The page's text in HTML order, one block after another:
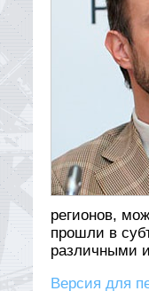
регионов,
прошли в
различными
Версия для